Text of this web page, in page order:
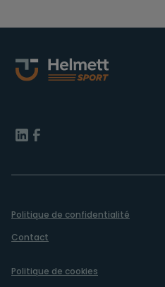
Politique de confidentialité
Contact
Politique de cookies